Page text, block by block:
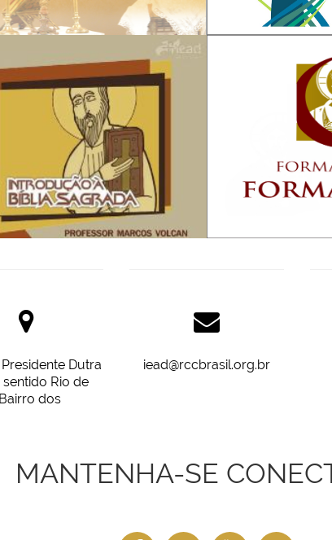
SE INSCREVA-SE
SE
Dutra
sentido Rio de
dos
iead@rccbrasil.org.br
MANTENHA-SE